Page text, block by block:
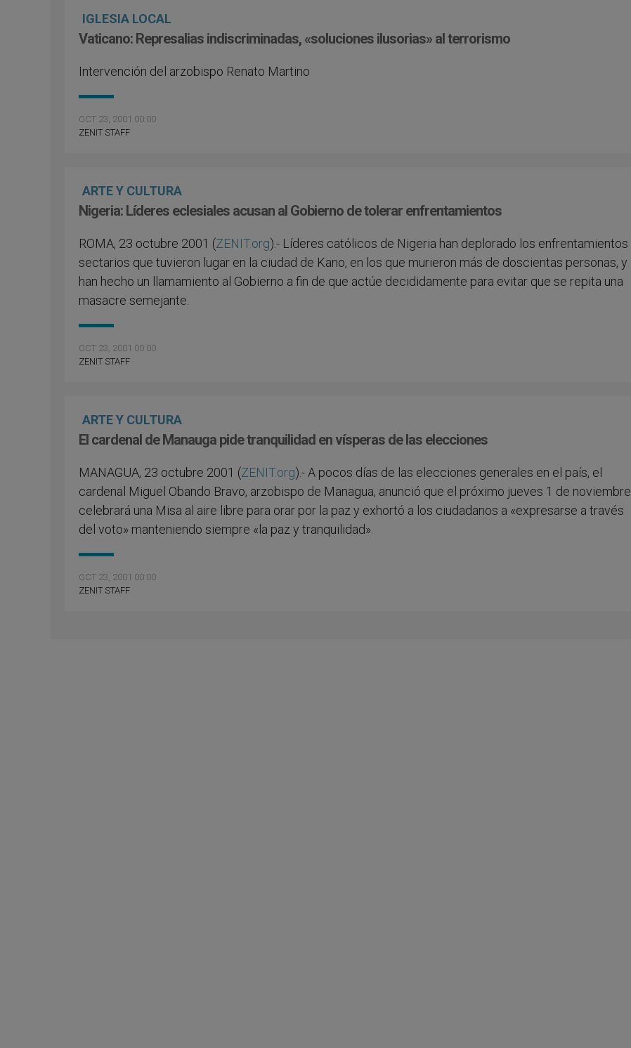
IGLESIA LOCAL
Vaticano: Represalias indiscriminadas, «soluciones ilusorias» al terrorismo
Intervención del arzobispo Renato Martino
OCT 23, 2001 00:00
ZENIT STAFF
ARTE Y CULTURA
Nigeria: Líderes eclesiales acusan al Gobierno de tolerar enfrentamientos
ROMA, 23 octubre 2001 (ZENIT.org).- Líderes católicos de Nigeria han deplorado los enfrentamientos
sectarios que tuvieron lugar en la ciudad de Kano, en los que murieron más de doscientas personas, y
han hecho un llamamiento al Gobierno a fin de que actúe decididamente para evitar que se repita una
masacre semejante.
OCT 23, 2001 00:00
ZENIT STAFF
ARTE Y CULTURA
El cardenal de Manauga pide tranquilidad en vísperas de las elecciones
MANAGUA, 23 octubre 2001 (ZENIT.org).- A pocos días de las elecciones generales en el país, el
cardenal Miguel Obando Bravo, arzobispo de Managua, anunció que el próximo jueves 1 de noviembre
celebrará una Misa al aire libre para orar por la paz y exhortó a los ciudadanos a «expresarse a través
del voto» manteniendo siempre «la paz y tranquilidad».
OCT 23, 2001 00:00
ZENIT STAFF